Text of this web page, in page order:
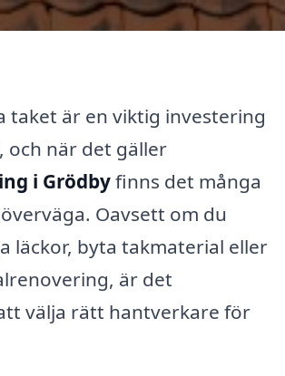
taket är en viktig investering
och när det gäller
i Grödbyfinns det många
Oavsett om du
läckor, byta takmaterial eller
är det
välja rätt hantverkare för